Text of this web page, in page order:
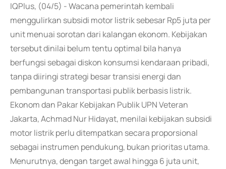
IQPlus, (04/5) - Wacana pemerintah kembali
menggulirkan subsidi motor listrik sebesar Rp5 juta per
unit menuai sorotan dari kalangan ekonom. Kebijakan
tersebut dinilai belum tentu optimal bila hanya
berfungsi sebagai diskon konsumsi kendaraan pribadi,
tanpa diiringi strategi besar transisi energi dan
pembangunan transportasi publik berbasis listrik.
Ekonom dan Pakar Kebijakan Publik UPN Veteran
Jakarta, Achmad Nur Hidayat, menilai kebijakan subsidi
motor listrik perlu ditempatkan secara proporsional
sebagai instrumen pendukung, bukan prioritas utama.
Menurutnya, dengan target awal hingga 6 juta unit,